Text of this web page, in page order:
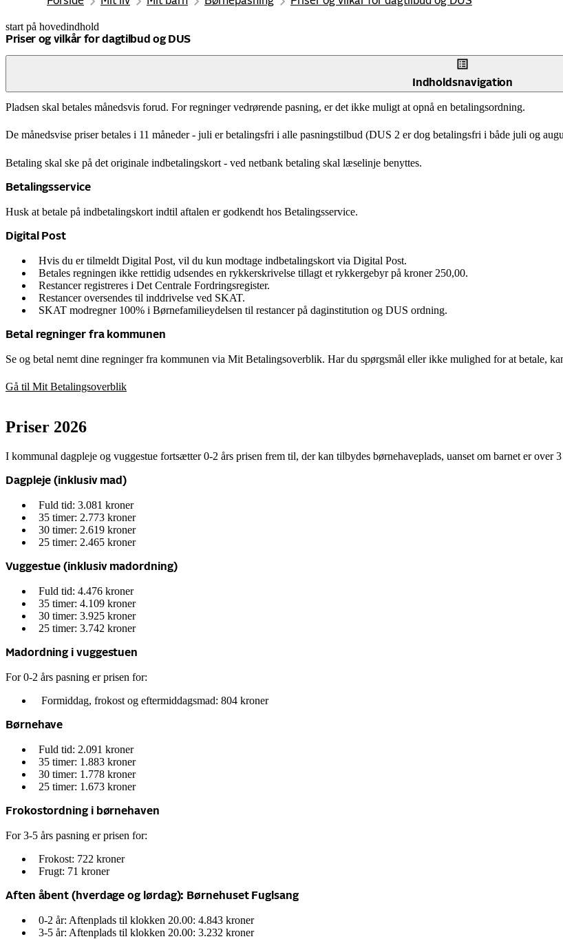
start på hovedindhold
Priser og vilkår for dagtilbud og DUS
senest opdateret 26. maj 2026
Indholdsnavigation
Pladsen skal betales månedsvis forud. For regninger vedrørende pasning, er det ikke muligt at opnå en betalingsordning.
De månedsvise priser betales i 11 måneder - juli er betalingsfri i alle pasningstilbud (DUS 2 er dog betalingsfri i både juli og
Betaling skal ske på det originale indbetalingskort - ved netbank betaling skal læselinje benyttes.
Betalingsservice
Husk at betale på indbetalingskort indtil aftalen er godkendt hos Betalingsservice.
Digital Post
Hvis du er tilmeldt Digital Post, vil du kun modtage indbetalingskort via Digital Post.
Betales regningen ikke rettidig udsendes en rykkerskrivelse tillagt et rykkergebyr på kroner 250,00.
Restancer registreres i Det Centrale Fordringsregister.
Restancer oversendes til inddrivelse ved SKAT.
SKAT modregner 100% i Børnefamilieydelsen til restancer på daginstitution og DUS ordning.
Betal regninger fra kommunen
Se og betal nemt dine regninger fra kommunen via Mit Betalingsoverblik. Har du spørgsmål eller ikke mulighed for at betale,
Gå til Mit Betalingsoverblik
Priser 2026
I kommunal dagpleje og vuggestue fortsætter 0-2 års prisen frem til, der kan tilbydes børnehaveplads, uanset om barnet er over 3
Dagpleje (inklusiv mad)
Fuld tid: 3.081 kroner
35 timer: 2.773 kroner
30 timer: 2.619 kroner
25 timer: 2.465 kroner
Vuggestue (inklusiv madordning)
Fuld tid: 4.476 kroner
35 timer: 4.109 kroner
30 timer: 3.925 kroner
25 timer: 3.742 kroner
Madordning i vuggestuen
For 0-2 års pasning er prisen for:
Formiddag, frokost og eftermiddagsmad: 804 kroner
Børnehave
Fuld tid: 2.091 kroner
35 timer: 1.883 kroner
30 timer: 1.778 kroner
25 timer: 1.673 kroner
Frokostordning i børnehaven
For 3-5 års pasning er prisen for:
Frokost: 722 kroner
Frugt: 71 kroner
Aften åbent (hverdage og lørdag): Børnehuset Fuglsang
0-2 år: Aftenplads til klokken 20.00: 4.843 kroner
3-5 år: Aftenplads til klokken 20.00: 3.232 kroner